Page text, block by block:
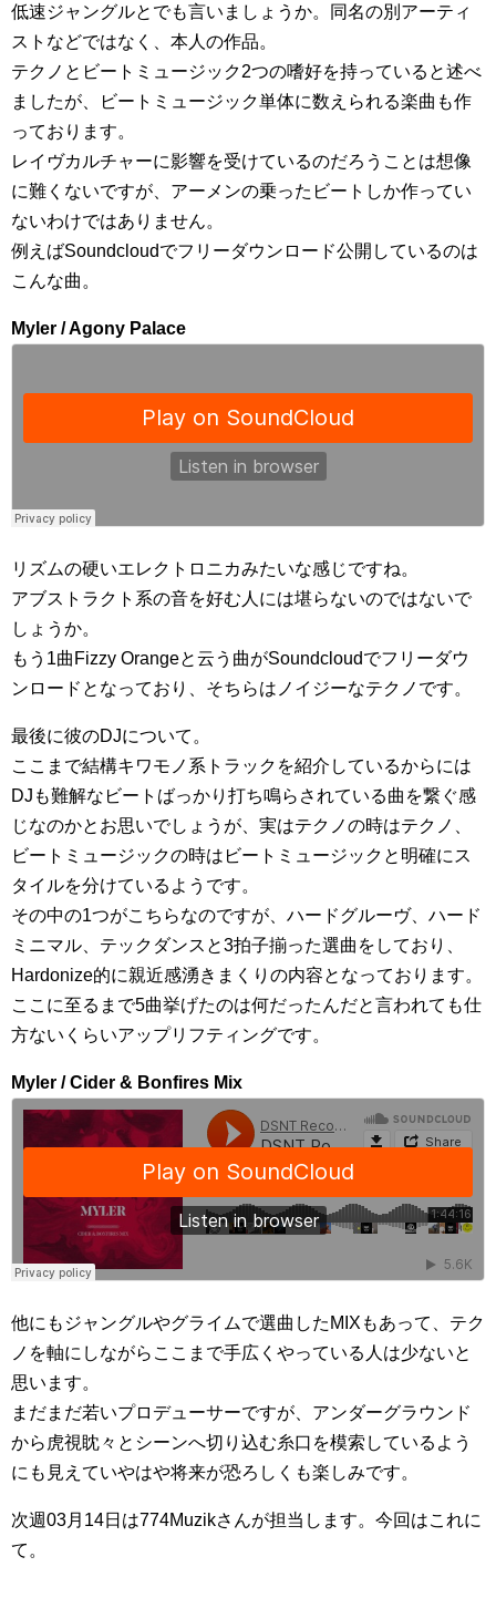
低速ジャングルとでも言いましょうか。同名の別アーティ
ストなどではなく、本人の作品。
テクノとビートミュージック2つの嗜好を持っていると述べ
ましたが、ビートミュージック単体に数えられる楽曲も作
っております。
レイヴカルチャーに影響を受けているのだろうことは想像
に難くないですが、アーメンの乗ったビートしか作ってい
ないわけではありません。
例えばSoundcloudでフリーダウンロード公開しているのは
こんな曲。
Myler / Agony Palace
リズムの硬いエレクトロニカみたいな感じですね。
アブストラクト系の音を好む人には堪らないのではないで
しょうか。
もう1曲Fizzy Orangeと云う曲がSoundcloudでフリーダウ
ンロードとなっており、そちらはノイジーなテクノです。
最後に彼のDJについて。
ここまで結構キワモノ系トラックを紹介しているからには
DJも難解なビートばっかり打ち鳴らされている曲を繋ぐ感
じなのかとお思いでしょうが、実はテクノの時はテクノ、
ビートミュージックの時はビートミュージックと明確にス
タイルを分けているようです。
その中の1つがこちらなのですが、ハードグルーヴ、ハード
ミニマル、テックダンスと3拍子揃った選曲をしており、
Hardonize的に親近感湧きまくりの内容となっております。
ここに至るまで5曲挙げたのは何だったんだと言われても仕
方ないくらいアップリフティングです。
Myler / Cider & Bonfires Mix
他にもジャングルやグライムで選曲したMIXもあって、テク
ノを軸にしながらここまで手広くやっている人は少ないと
思います。
まだまだ若いプロデューサーですが、アンダーグラウンド
から虎視眈々とシーンへ切り込む糸口を模索しているよう
にも見えていやはや将来が恐ろしくも楽しみです。
次週03月14日は774Muzikさんが担当します。今回はこれに
て。